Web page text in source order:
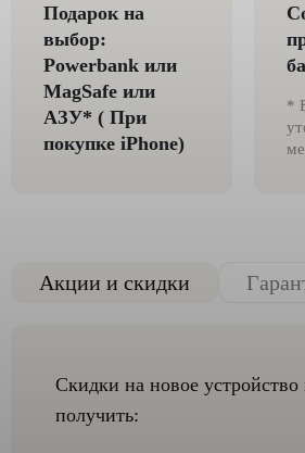
Подарок на
выбор:
Powerbank или
MagSafe или
AЗУ* ( При
покупке iPhone)
*
Акции и скидки
Скидки на новое устройство
получить: